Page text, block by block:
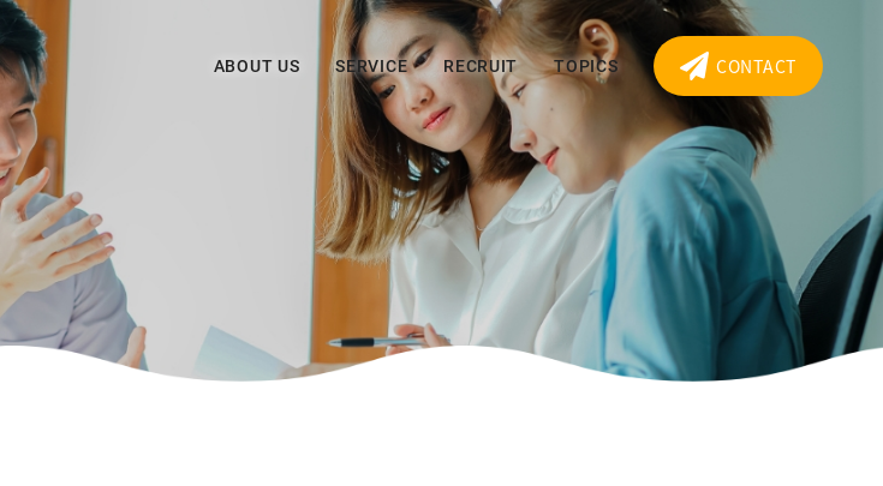
ABOUT US SERVICE RECRUIT TOPICS CONTACT